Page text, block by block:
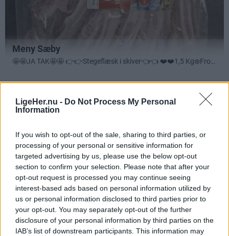
LigeHer.nu - Do Not Process My Personal
Information
If you wish to opt-out of the sale, sharing to third parties, or
processing of your personal or sensitive information for
targeted advertising by us, please use the below opt-out
section to confirm your selection. Please note that after your
opt-out request is processed you may continue seeing
interest-based ads based on personal information utilized by
us or personal information disclosed to third parties prior to
your opt-out. You may separately opt-out of the further
disclosure of your personal information by third parties on the
IAB’s list of downstream participants. This information may
Annonceret indhold
i Frederikshavn og omegn